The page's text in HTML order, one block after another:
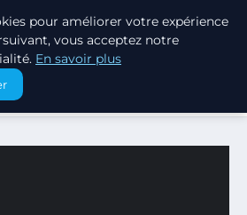
: IDÉES CRÉATIVES POUR LES…
pour améliorer votre expérience
vous acceptez notre
En savoir plus